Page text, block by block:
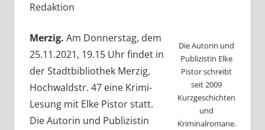
Redaktion
Die Autorin und
Publizistin Elke
Pistor schreibt
seit 2009
Kurzgeschichten
und
Kriminalromane.
Merzig. Am Donnerstag, dem
25.11.2021, 19.15 Uhr findet in
der Stadtbibliothek Merzig,
Hochwaldstr. 47 eine Krimi-
Lesung mit Elke Pistor statt.
Die Autorin und Publizistin